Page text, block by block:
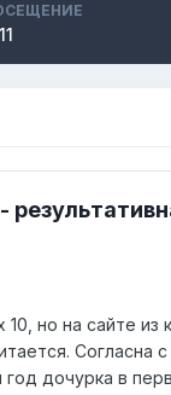
но на сайте
Согласна
дочурка в